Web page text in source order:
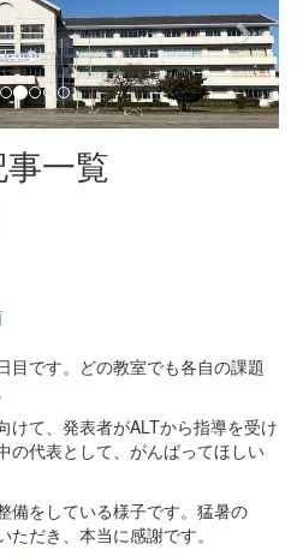
x
t
一覧
です。どの教室でも各自の課題
けて、発表者がALTから指導を受け
の代表として、がんばってほしい
備をしている様子です。猛暑の
だき、本当に感謝です。